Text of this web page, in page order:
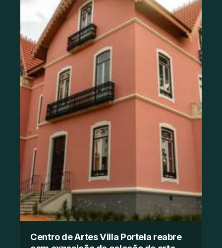
Centro de Artes Villa Portela reabre